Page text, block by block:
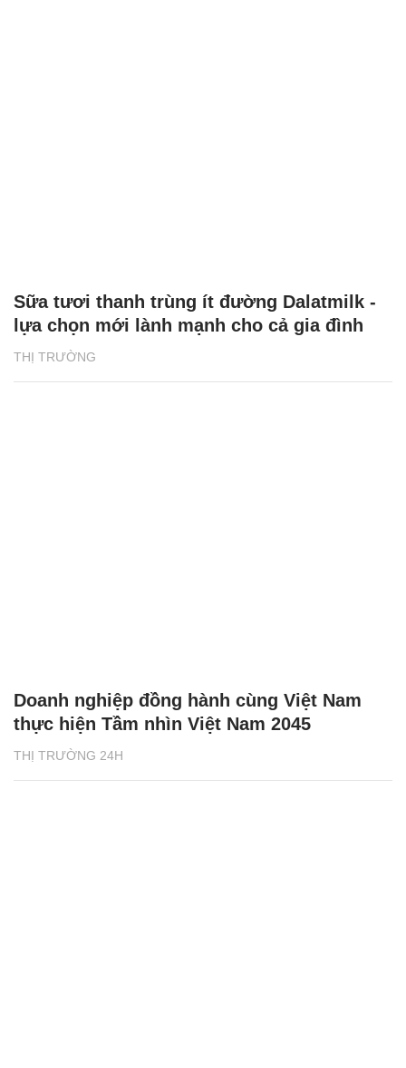
THỊ TRƯỜNG
Sữa tươi thanh trùng ít đường Dalatmilk -
lựa chọn mới lành mạnh cho cả gia đình
THỊ TRƯỜNG 24H
Doanh nghiệp đồng hành cùng Việt Nam
thực hiện Tầm nhìn Việt Nam 2045